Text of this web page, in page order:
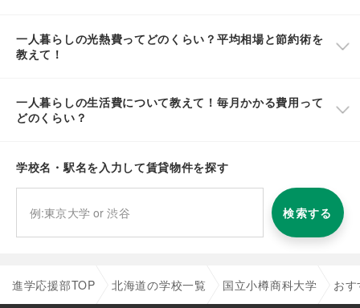
一人暮らしの光熱費ってどのくらい？平均相場と節約術を
教えて！
一人暮らしの生活費について教えて！毎月かかる費用って
どのくらい？
学校名・駅名を入力して賃貸物件を探す
検索する
進学応援部TOP 北海道の学校一覧 国立小樽商科大学 お